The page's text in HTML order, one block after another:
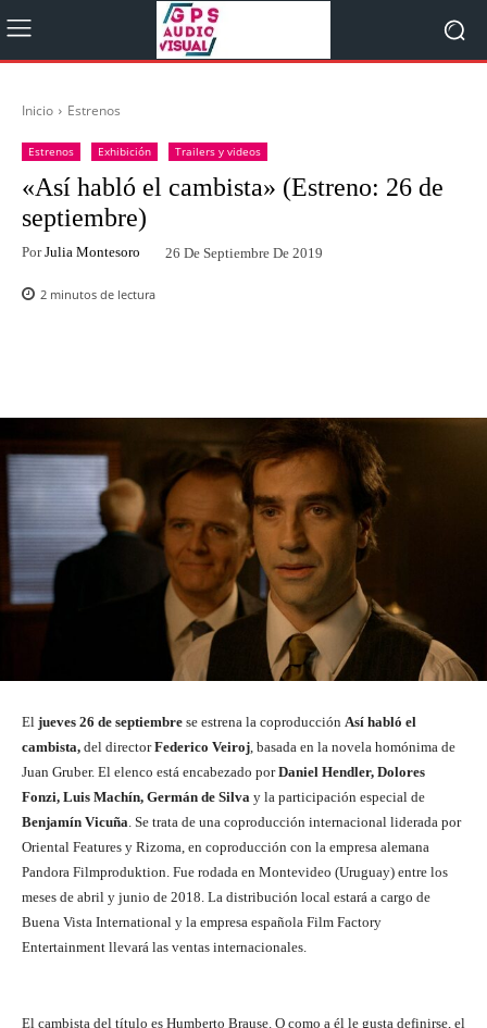
Inicio Estrenos
Estrenos Exhibición Trailers y videos
«Así habló el cambista» (Estreno: 26 de
septiembre)
Por Julia Montesoro 26 De Septiembre De 2019
2 minutos de lectura
El jueves 26 de septiembre se estrena la coproducción Así habló el
cambista, del directorFederico Veiroj , basada en la novela homónima de
Juan Gruber. El elenco está encabezado porDaniel Hendler, Dolores
Fonzi, Luis Machín, Germán de Silva y la participación especial de
Benjamín Vicuña . Se trata de una coproducción internacional liderada por
Oriental Features y Rizoma, en coproducción con la empresa alemana
Pandora Filmproduktion. Fue rodada en Montevideo (Uruguay) entre los
meses de abril y junio de 2018. La distribución local estará a cargo de
Buena Vista International y la empresa española Film Factory
Entertainment llevará las ventas internacionales.
El cambista del título es Humberto Brause. O como a él le gusta definirse, el